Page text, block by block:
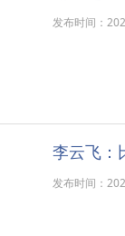
发布时间：
李云飞：
发布时间：